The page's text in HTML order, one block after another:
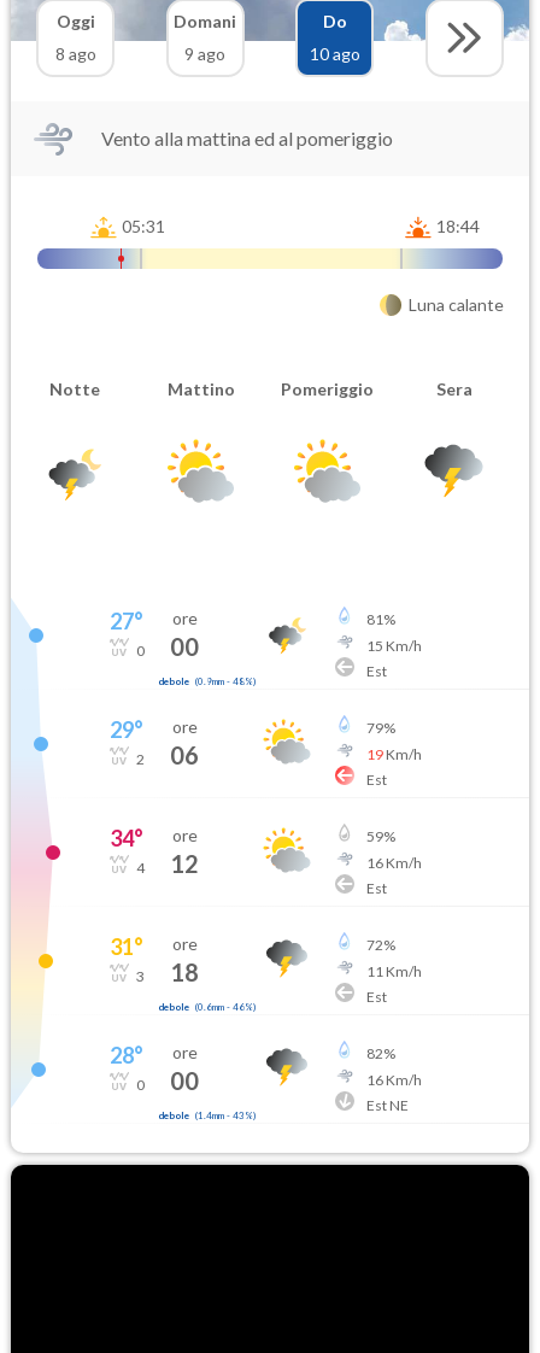
Oggi
8 ago
Domani
9 ago
Do
10 ago
Vento alla mattina ed al pomeriggio
05:31 18:44
Luna calante
Notte Mattino Pomeriggio Sera
27°
0
ore
00
debole (0.9mm- 48%)
81%
15 Km/h
Est
29°
2
ore
06
79%
19Km/h
Est
34°
4
ore
12
59%
16Km/h
Est
31°
3
ore
18
debole (0.6mm- 46%)
72%
11 Km/h
Est
28°
0
ore
00
debole (1.4mm- 43 %)
82%
16Km/h
Est NE